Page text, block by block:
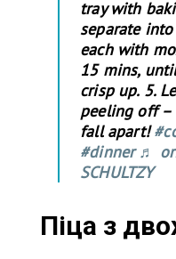
tray with
separate
each with
15 mins,
crisp up. 5.
peeling off –
fall apart!
#dinner ♬
SCHULTZY
Піца з